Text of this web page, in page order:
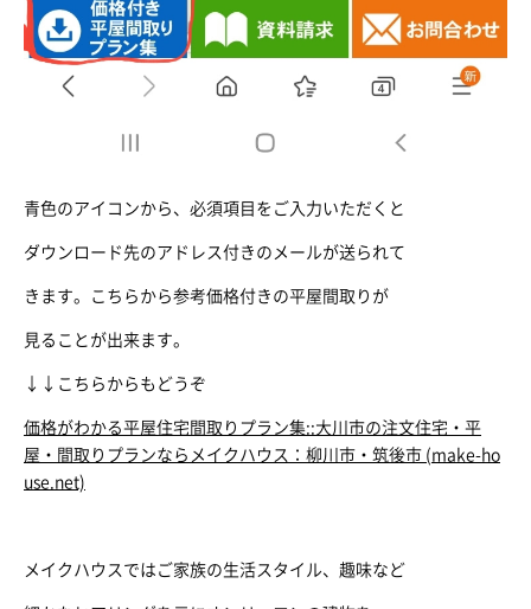
青色のアイコンから、必須項目をご入力いただくと
ダウンロード先のアドレス付きのメールが送られて
きます。こちらから参考価格付きの平屋間取りが
見ることが出来ます。
↓↓こちらからもどうぞ
価格がわかる平屋住宅間取りプラン集::大川市の注文住宅・平
屋・間取りプランならメイクハウス：柳川市・筑後市 (make-ho
use.net)
メイクハウスではご家族の生活スタイル、趣味など